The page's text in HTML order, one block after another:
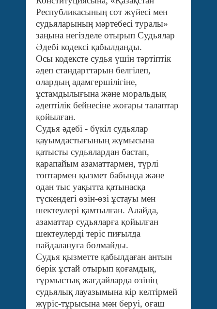
Республикасының сот жүйесі мен
судьяларының мәртебесі туралы»
заңына негізделе отырып Судьялар
Әдебі кодексі қабылданды.
Осы кодексте судья үшін тәртіптік
әдеп стандарттарын белгілеп,
олардың адамгершілігіне,
ұстамдылығына және моральдық
әдептілік бейнесіне жоғары талаптар
қойылған.
Судья әдебі - бүкіл судьялар
қауымдастығының жұмысына
қатысты судьялардан бастап,
қарапайым азаматтармен, түрлі
топтармен қызмет бабында және
одан тыс уақытта қатынасқа
түскендегі өзін-өзі ұстауы мен
шектеулері қамтылған. Алайда,
азаматтар судьяларға қойылған
шектеулерді теріс пиғылда
пайдалануға болмайды.
Судья қызметте қабылдаған антын
берік ұстай отырып қоғамдық,
тұрмыстық жағдайларда өзінің
судьялық лауазымына кір келтірмей
жүріс-тұрысына мән беруі, оғаш